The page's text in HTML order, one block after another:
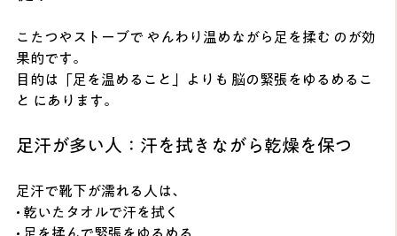
こたつやストーブで やんわり温めながら足を揉む のが効
果的です。
目的は「足を温めること」よりも 脳の緊張をゆるめるこ
と にあります。
足汗が多い人：汗を拭きながら乾燥を保つ
足汗で靴下が濡れる人は、
• 乾いたタオルで汗を拭く
• 足を揉んで緊張をゆるめる